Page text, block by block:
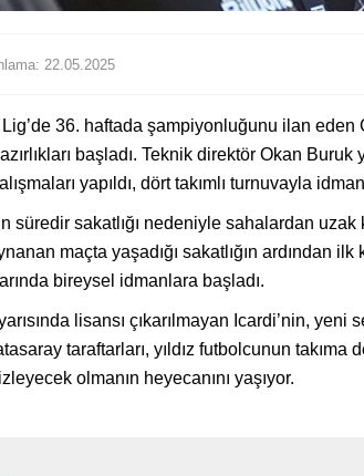
22.05.2025
36. haftada şampiyonluğunu ilan
başladı. Teknik direktör Okan
yapıldı, dört takımlı turnuvayla
süredir sakatlığı nedeniyle sahalardan
maçta yaşadığı sakatlığın ardından
bireysel idmanlara başladı.
lisansı çıkarılmayan Icardi’nin,
taraftarları, yıldız futbolcunun
olmanın heyecanını yaşıyor.